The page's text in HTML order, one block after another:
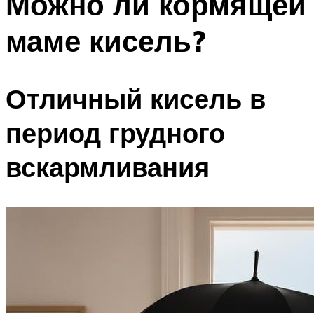
маме кисель?
Отличный кисель в
период грудного
вскармливания